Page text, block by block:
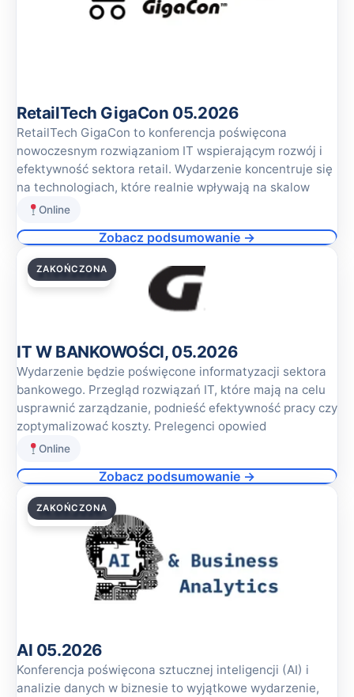
RetailTech GigaCon 05.2026
RetailTech GigaCon to konferencja poświęcona
nowoczesnym rozwiązaniom IT wspierającym rozwój i
efektywność sektora retail. Wydarzenie koncentruje się
na technologiach, które realnie wpływają na skalow
Online
Zobacz podsumowanie →
21.05.2026
ZAKOŃCZONA
IT W BANKOWOŚCI, 05.2026
Wydarzenie będzie poświęcone informatyzacji sektora
bankowego. Przegląd rozwiązań IT, które mają na celu
usprawnić zarządzanie, podnieść efektywność pracy czy
zoptymalizować koszty. Prelegenci opowied
Online
Zobacz podsumowanie →
14.05.2026
ZAKOŃCZONA
AI 05.2026
Konferencja poświęcona sztucznej inteligencji (AI) i
analizie danych w biznesie to wyjątkowe wydarzenie,